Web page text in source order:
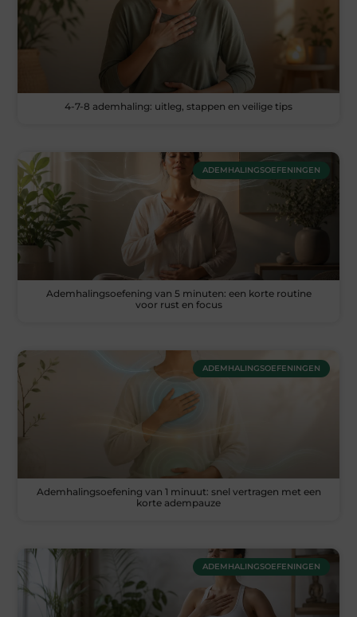
4-7-8 ademhaling: uitleg, stappen en veilige tips
ADEMHALINGSOEFENINGEN
Ademhalingsoefening van 5 minuten: een korte routine
voor rust en focus
ADEMHALINGSOEFENINGEN
Ademhalingsoefening van 1 minuut: snel vertragen met een
korte adempauze
ADEMHALINGSOEFENINGEN